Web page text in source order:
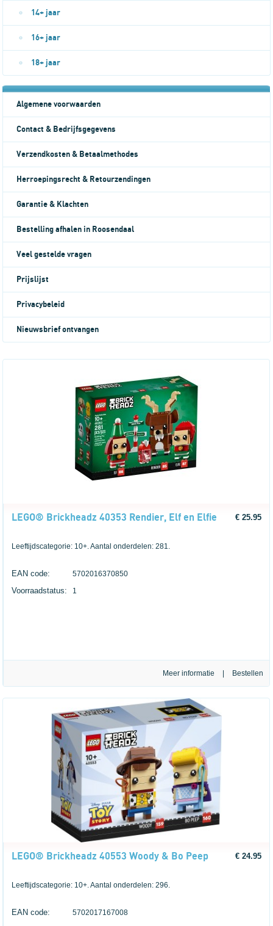
14+ jaar
16+ jaar
18+ jaar
Algemene voorwaarden
Contact & Bedrijfsgegevens
Verzendkosten & Betaalmethodes
Herroepingsrecht & Retourzendingen
Garantie & Klachten
Bestelling afhalen in Roosendaal
Veel gestelde vragen
Prijslijst
Privacybeleid
Nieuwsbrief ontvangen
LEGO® Brickheadz 40353 Rendier, Elf en Elfie € 25.95
Leeftijdscategorie: 10+. Aantal onderdelen: 281.
EAN code: 5702016370850
Voorraadstatus: 1
Meer informatie
LEGO® Brickheadz 40553 Woody & Bo Peep € 24.95
Leeftijdscategorie: 10+. Aantal onderdelen: 296.
EAN code: 5702017167008